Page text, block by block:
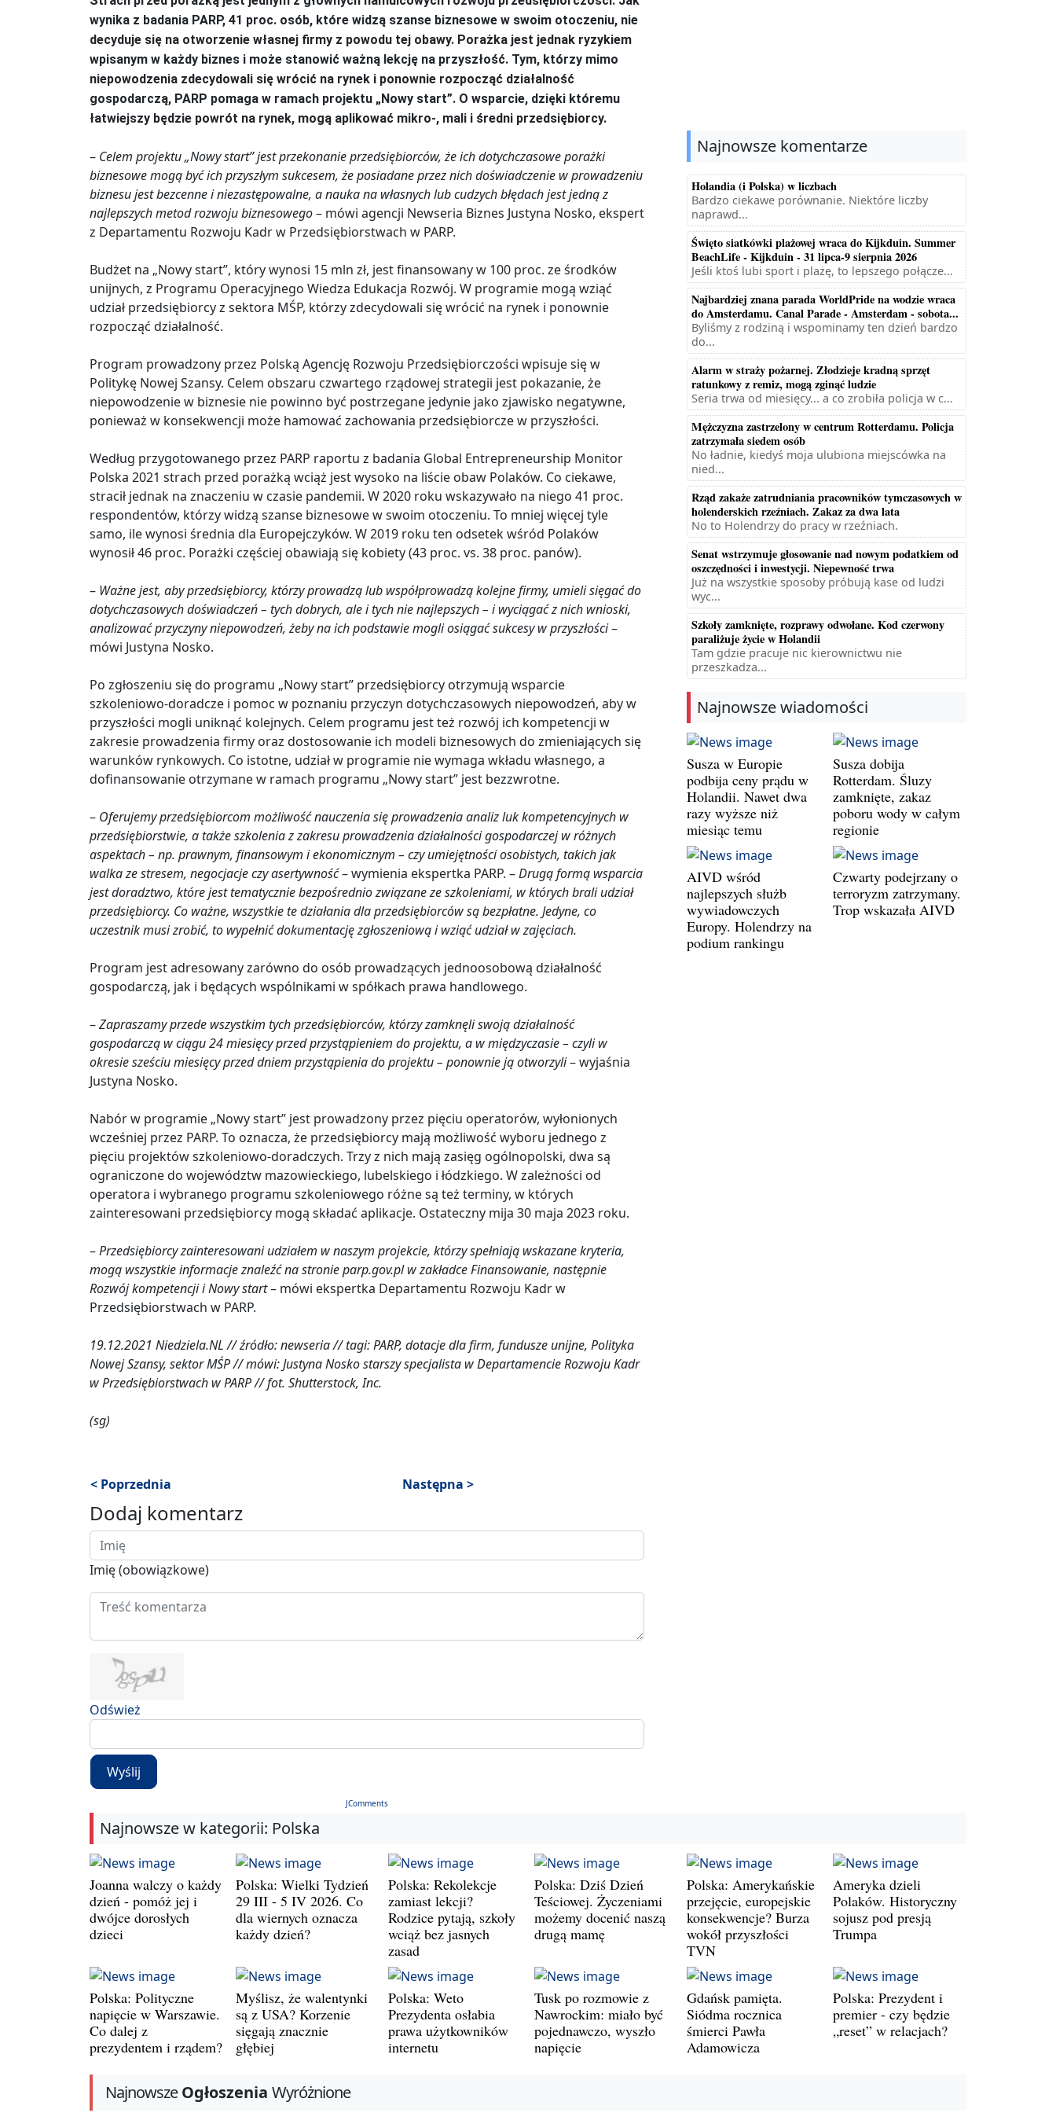
wynika z badania PARP, 41 proc. osób, które widzą szanse biznesowe w swoim otoczeniu, nie
decyduje się na otworzenie własnej firmy z powodu tej obawy. Porażka jest jednak ryzykiem
wpisanym w każdy biznes i może stanowić ważną lekcję na przyszłość. Tym, którzy mimo
niepowodzenia zdecydowali się wrócić na rynek i ponownie rozpocząć działalność
gospodarczą, PARP pomaga w ramach projektu „Nowy start”. O wsparcie, dzięki któremu
łatwiejszy będzie powrót na rynek, mogą aplikować mikro-, mali i średni przedsiębiorcy.
– Celem projektu „Nowy start” jest przekonanie przedsiębiorców, że ich dotychczasowe porażki
biznesowe mogą być ich przyszłym sukcesem, że posiadane przez nich doświadczenie w prowadzeniu
biznesu jest bezcenne i niezastępowalne, a nauka na własnych lub cudzych błędach jest jedną z
najlepszych metod rozwoju biznesowego– mówi agencji Newseria Biznes Justyna Nosko, ekspert
z Departamentu Rozwoju Kadr w Przedsiębiorstwach w PARP.
Budżet na „Nowy start”, który wynosi 15 mln zł, jest finansowany w 100 proc. ze środków
unijnych, z Programu Operacyjnego Wiedza Edukacja Rozwój. W programie mogą wziąć
udział przedsiębiorcy z sektora MŚP, którzy zdecydowali się wrócić na rynek i ponownie
rozpocząć działalność.
Program prowadzony przez Polską Agencję Rozwoju Przedsiębiorczości wpisuje się w
Politykę Nowej Szansy. Celem obszaru czwartego rządowej strategii jest pokazanie, że
niepowodzenie w biznesie nie powinno być postrzegane jedynie jako zjawisko negatywne,
ponieważ w konsekwencji może hamować zachowania przedsiębiorcze w przyszłości.
Według przygotowanego przez PARP raportu z badania Global Entrepreneurship Monitor
Polska 2021 strach przed porażką wciąż jest wysoko na liście obaw Polaków. Co ciekawe,
stracił jednak na znaczeniu w czasie pandemii. W 2020 roku wskazywało na niego 41 proc.
respondentów, którzy widzą szanse biznesowe w swoim otoczeniu. To mniej więcej tyle
samo, ile wynosi średnia dla Europejczyków. W 2019 roku ten odsetek wśród Polaków
wynosił 46 proc. Porażki częściej obawiają się kobiety (43 proc. vs. 38 proc. panów).
– Ważne jest, aby przedsiębiorcy, którzy prowadzą lub współprowadzą kolejne firmy, umieli sięgać do
dotychczasowych doświadczeń – tych dobrych, ale i tych nie najlepszych – i wyciągać z nich wnioski,
analizować przyczyny niepowodzeń, żeby na ich podstawie mogli osiągać sukcesy w przyszłości–
mówi Justyna Nosko.
Po zgłoszeniu się do programu „Nowy start” przedsiębiorcy otrzymują wsparcie
szkoleniowo-doradcze i pomoc w poznaniu przyczyn dotychczasowych niepowodzeń, aby w
przyszłości mogli uniknąć kolejnych. Celem programu jest też rozwój ich kompetencji w
zakresie prowadzenia firmy oraz dostosowanie ich modeli biznesowych do zmieniających się
warunków rynkowych. Co istotne, udział w programie nie wymaga wkładu własnego, a
dofinansowanie otrzymane w ramach programu „Nowy start” jest bezzwrotne.
– Oferujemy przedsiębiorcom możliwość nauczenia się prowadzenia analiz luk kompetencyjnych w
przedsiębiorstwie, a także szkolenia z zakresu prowadzenia działalności gospodarczej w różnych
aspektach – np. prawnym, finansowym i ekonomicznym – czy umiejętności osobistych, takich jak
walka ze stresem, negocjacje czy asertywność– wymienia ekspertka PARP. –Drugą formą wsparcia
jest doradztwo, które jest tematycznie bezpośrednio związane ze szkoleniami, w których brali udział
przedsiębiorcy. Co ważne, wszystkie te działania dla przedsiębiorców są bezpłatne. Jedyne, co
uczestnik musi zrobić, to wypełnić dokumentację zgłoszeniową i wziąć udział w zajęciach.
Program jest adresowany zarówno do osób prowadzących jednoosobową działalność
gospodarczą, jak i będących wspólnikami w spółkach prawa handlowego.
–Zapraszamy przede wszystkim tych przedsiębiorców, którzy zamknęli swoją działalność
gospodarczą w ciągu 24 miesięcy przed przystąpieniem do projektu, a w międzyczasie – czyli w
okresie sześciu miesięcy przed dniem przystąpienia do projektu – ponownie ją otworzyli– wyjaśnia
Justyna Nosko.
Nabór w programie „Nowy start” jest prowadzony przez pięciu operatorów, wyłonionych
wcześniej przez PARP. To oznacza, że przedsiębiorcy mają możliwość wyboru jednego z
pięciu projektów szkoleniowo-doradczych. Trzy z nich mają zasięg ogólnopolski, dwa są
ograniczone do województw mazowieckiego, lubelskiego i łódzkiego. W zależności od
operatora i wybranego programu szkoleniowego różne są też terminy, w których
zainteresowani przedsiębiorcy mogą składać aplikacje. Ostateczny mija 30 maja 2023 roku.
–Przedsiębiorcy zainteresowani udziałem w naszym projekcie, którzy spełniają wskazane kryteria,
mogą wszystkie informacje znaleźć na stronie parp.gov.pl w zakładce Finansowanie, następnie
Rozwój kompetencji i Nowy start– mówi ekspertka Departamentu Rozwoju Kadr w
Przedsiębiorstwach w PARP.
19.12.2021 Niedziela.NL // źródło: newseria // tagi: PARP, dotacje dla firm, fundusze unijne, Polityka
Nowej Szansy, sektor MŚP // mówi: Justyna Nosko starszy specjalista w Departamencie Rozwoju Kadr
w Przedsiębiorstwach w PARP // fot. Shutterstock, Inc.
(sg)
< Poprzednia Następna >
Dodaj komentarz
Imię (obowiązkowe)
Odśwież
Wyślij
JComments
Najnowsze komentarze
Holandia (i Polska) w liczbach
Bardzo ciekawe porównanie. Niektóre liczby
naprawd...
Święto siatkówki plażowej wraca do Kijkduin. Summer
BeachLife - Kijkduin - 31 lipca-9 sierpnia 2026
Jeśli ktoś lubi sport i plażę, to lepszego połącze...
Najbardziej znana parada WorldPride na wodzie wraca
do Amsterdamu. Canal Parade - Amsterdam - sobota...
Byliśmy z rodziną i wspominamy ten dzień bardzo
do...
Alarm w straży pożarnej. Złodzieje kradną sprzęt
ratunkowy z remiz, mogą zginąć ludzie
Seria trwa od miesięcy... a co zrobiła policja w c...
Mężczyzna zastrzelony w centrum Rotterdamu. Policja
zatrzymała siedem osób
No ładnie, kiedyś moja ulubiona miejscówka na
nied...
Rząd zakaże zatrudniania pracowników tymczasowych w
holenderskich rzeźniach. Zakaz za dwa lata
No to Holendrzy do pracy w rzeźniach.
Senat wstrzymuje głosowanie nad nowym podatkiem od
oszczędności i inwestycji. Niepewność trwa
Już na wszystkie sposoby próbują kase od ludzi
wyc...
Szkoły zamknięte, rozprawy odwołane. Kod czerwony
paraliżuje życie w Holandii
Tam gdzie pracuje nic kierownictwu nie
przeszkadza...
Najnowsze wiadomości
Susza w Europie
podbija ceny prądu w
Holandii. Nawet dwa
razy wyższe niż
miesiąc temu
Susza dobija
Rotterdam. Śluzy
zamknięte, zakaz
poboru wody w całym
regionie
AIVD wśród
najlepszych służb
wywiadowczych
Europy. Holendrzy na
podium rankingu
Czwarty podejrzany o
terroryzm zatrzymany.
Trop wskazała AIVD
Najnowsze w kategorii: Polska
Joanna walczy o każdy
dzień - pomóż jej i
dwójce dorosłych
dzieci
Polska: Wielki Tydzień
29 III - 5 IV 2026. Co
dla wiernych oznacza
każdy dzień?
Polska: Rekolekcje
zamiast lekcji?
Rodzice pytają, szkoły
wciąż bez jasnych
zasad
Polska: Dziś Dzień
Teściowej. Życzeniami
możemy docenić naszą
drugą mamę
Polska: Amerykańskie
przejęcie, europejskie
konsekwencje? Burza
wokół przyszłości
TVN
Ameryka dzieli
Polaków. Historyczny
sojusz pod presją
Trumpa
Polska: Polityczne
napięcie w Warszawie.
Co dalej z
prezydentem i rządem?
Myślisz, że walentynki
są z USA? Korzenie
sięgają znacznie
głębiej
Polska: Weto
Prezydenta osłabia
prawa użytkowników
internetu
Tusk po rozmowie z
Nawrockim: miało być
pojednawczo, wyszło
napięcie
Gdańsk pamięta.
Siódma rocznica
śmierci Pawła
Adamowicza
Polska: Prezydent i
premier - czy będzie
„reset” w relacjach?
NajnowszeOgłoszenia Wyróżnione